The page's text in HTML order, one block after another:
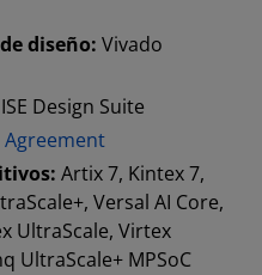
diseño: Vivado
Design Suite
Agreement
Artix 7, Kintex 7,
Versal AI Core,
UltraScale, Virtex
UltraScale+ MPSoC